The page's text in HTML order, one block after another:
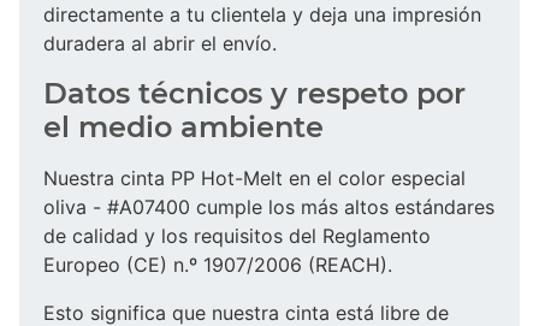
directamente a tu clientela y deja una impresión
duradera al abrir el envío.
Datos técnicos y respeto por
el medio ambiente
Nuestra cinta PP Hot-Melt en el color especial
oliva - #A07400 cumple los más altos estándares
de calidad y los requisitos del Reglamento
Europeo (CE) n.º 1907/2006 (REACH).
Esto significa que nuestra cinta está libre de